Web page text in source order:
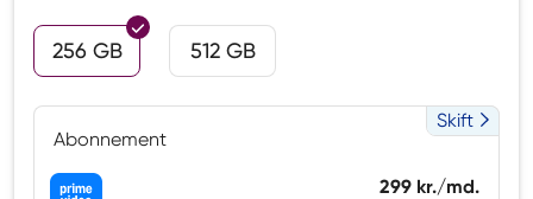
256 GB 512 GB
Abonnement
Skift
299 kr./md.